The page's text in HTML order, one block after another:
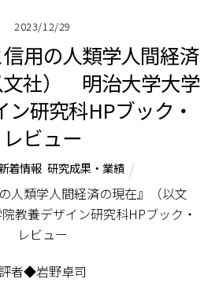
2023/12/29
用の人類学――人間経済
文社） 明治大学大学
研究科HPブック・
レビュー
着情報 研究成果・業績
類学――人間経済の現在』（以文
教養デザイン研究科HPブック・
レビュー
評者◆岩野卓司